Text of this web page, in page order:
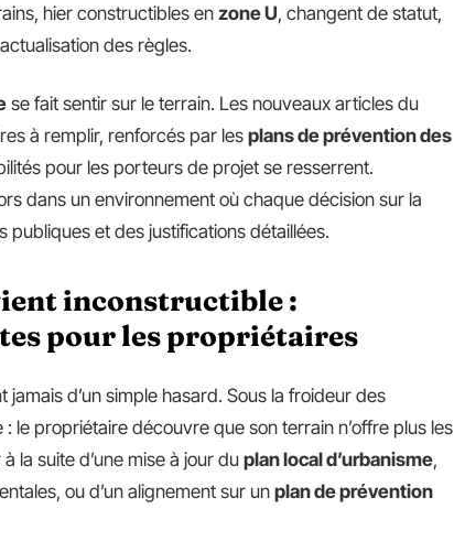
hier constructibles en zone U, changent de statut,
des règles.
se fait sentir sur le terrain. Les nouveaux articles du
à remplir, renforcés par lesplans de prévention des
pour les porteurs de projet se resserrent.
dans un environnement où chaque décision sur la
et des justifications détaillées.
inconstructible :
pour les propriétaires
jamais d’un simple hasard. Sous la froideur des
: le propriétaire découvre que son terrain n’offre plus les
la suite d’une mise à jour du plan local d’urbanisme,
ou d’un alignement sur un plan de prévention